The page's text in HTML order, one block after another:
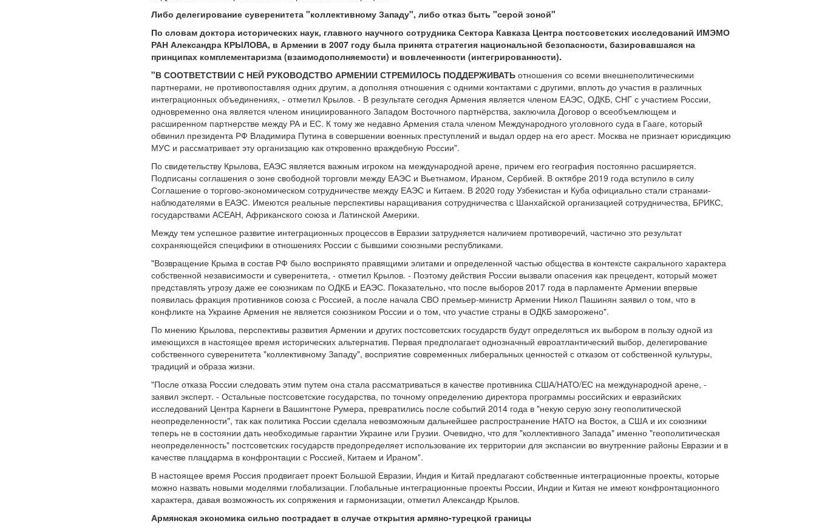
Либо делегирование суверенитета "коллективному Западу", либо отказ быть "серой зоной"
По словам доктора исторических наук, главного научного сотрудника Сектора Кавказа Центра постсоветских исследований ИМЭМО
РАН Александра КРЫЛОВА, в Армении в 2007 году была принята стратегия национальной безопасности, базировавшаяся на
принципах комплементаризма (взаимодополняемости) и вовлеченности (интегрированности).
"В СООТВЕТСТВИИ С НЕЙ РУКОВОДСТВО АРМЕНИИ СТРЕМИЛОСЬ ПОДДЕРЖИВАТЬ отношения со всеми внешнеполитическими
партнерами, не противопоставляя одних другим, а дополняя отношения с одними контактами с другими, вплоть до участия в различных
интеграционных объединениях, - отметил Крылов. - В результате сегодня Армения является членом ЕАЭС, ОДКБ, СНГ с участием России,
одновременно она является членом инициированного Западом Восточного партнёрства, заключила Договор о всеобъемлющем и
расширенном партнерстве между РА и ЕС. К тому же недавно Армения стала членом Международного уголовного суда в Гааге, который
обвинил президента РФ Владимира Путина в совершении военных преступлений и выдал ордер на его арест. Москва не признает юрисдикцию
МУС и рассматривает эту организацию как откровенно враждебную России".
По свидетельству Крылова, ЕАЭС является важным игроком на международной арене, причем его география постоянно расширяется.
Подписаны соглашения о зоне свободной торговли между ЕАЭС и Вьетнамом, Ираном, Сербией. В октябре 2019 года вступило в силу
Соглашение о торгово-экономическом сотрудничестве между ЕАЭС и Китаем. В 2020 году Узбекистан и Куба официально стали странами-
наблюдателями в ЕАЭС. Имеются реальные перспективы наращивания сотрудничества с Шанхайской организацией сотрудничества, БРИКС,
государствами АСЕАН, Африканского союза и Латинской Америки.
Между тем успешное развитие интеграционных процессов в Евразии затрудняется наличием противоречий, частично это результат
сохраняющейся специфики в отношениях России с бывшими союзными республиками.
"Возвращение Крыма в состав РФ было воспринято правящими элитами и определенной частью общества в контексте сакрального характера
собственной независимости и суверенитета, - отметил Крылов. - Поэтому действия России вызвали опасения как прецедент, который может
представлять угрозу даже ее союзникам по ОДКБ и ЕАЭС. Показательно, что после выборов 2017 года в парламенте Армении впервые
появилась фракция противников союза с Россией, а после начала СВО премьер-министр Армении Никол Пашинян заявил о том, что в
конфликте на Украине Армения не является союзником России и о том, что участие страны в ОДКБ заморожено".
По мнению Крылова, перспективы развития Армении и других постсоветских государств будут определяться их выбором в пользу одной из
имеющихся в настоящее время исторических альтернатив. Первая предполагает однозначный евроатлантический выбор, делегирование
собственного суверенитета "коллективному Западу", восприятие современных либеральных ценностей с отказом от собственной культуры,
традиций и образа жизни.
"После отказа России следовать этим путем она стала рассматриваться в качестве противника США/НАТО/ЕС на международной арене, -
заявил эксперт. - Остальные постсоветские государства, по точному определению директора программы российских и евразийских
исследований Центра Карнеги в Вашингтоне Румера, превратились после событий 2014 года в "некую серую зону геополитической
неопределенности", так как политика России сделала невозможным дальнейшее распространение НАТО на Восток, а США и их союзники
теперь не в состоянии дать необходимые гарантии Украине или Грузии. Очевидно, что для "коллективного Запада" именно "геополитическая
неопределенность" постсоветских государств предопределяет использование их территории для экспансии во внутренние районы Евразии и в
качестве плацдарма в конфронтации с Россией, Китаем и Ираном".
В настоящее время Россия продвигает проект Большой Евразии, Индия и Китай предлагают собственные интеграционные проекты, которые
можно назвать новыми моделями глобализации. Глобальные интеграционные проекты России, Индии и Китая не имеют конфронтационного
характера, давая возможность их сопряжения и гармонизации, отметил Александр Крылов.
Армянская экономика сильно пострадает в случае открытия армяно-турецкой границы